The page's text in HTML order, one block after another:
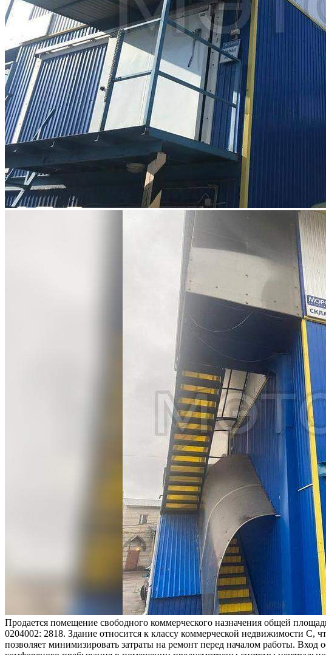
Продается помещение свободного коммерческого назначения общей
0204002: 2818. Здание относится к классу коммерческой недвижимости C,
позволяет минимизировать затраты на ремонт перед началом работы.